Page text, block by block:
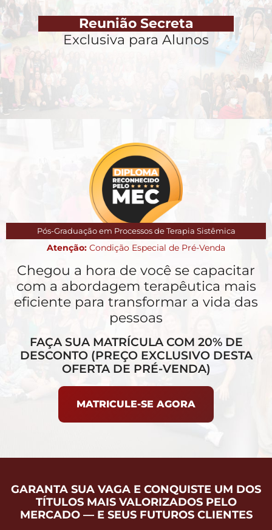
Reunião Secreta
Exclusiva para Alunos
Pós-Graduação em Processos de Terapia Sistêmica
Atenção: Condição Especial de Pré-Venda
Chegou a hora de você se capacitar
com a abordagem terapêutica mais
eficiente para transformar a vida das
pessoas
FAÇA SUA MATRÍCULA COM 20% DE
DESCONTO (PREÇO EXCLUSIVO DESTA
OFERTA DE PRÉ-VENDA)
MATRICULE-SE AGORA
GARANTA SUA VAGA E CONQUISTE UM DOS
TÍTULOS MAIS VALORIZADOS PELO
MERCADO — E SEUS FUTUROS CLIENTES